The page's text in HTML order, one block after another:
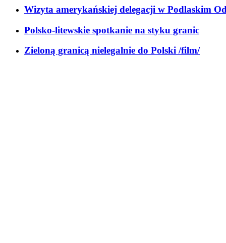
Wizyta amerykańskiej delegacji w Podlaskim
Polsko-litewskie spotkanie na styku granic
Zieloną granicą nielegalnie do Polski /film/